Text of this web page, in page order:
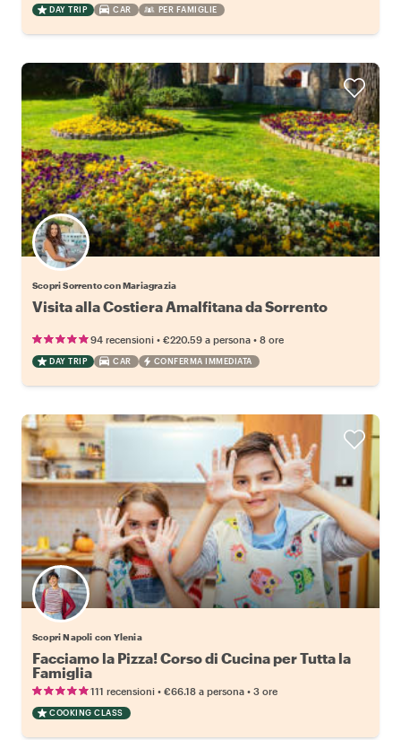
DAY TRIP CAR PER FAMIGLIE
Scopri Sorrento con Mariagrazia
Visita alla Costiera Amalfitana da Sorrento
94 recensioni • €220.59 a persona • 8 ore
DAY TRIP CAR CONFERMA IMMEDIATA
Scopri Napoli con Ylenia
Facciamo la Pizza! Corso di Cucina per Tutta la
Famiglia
111 recensioni • €66.18 a persona • 3 ore
COOKING CLASS